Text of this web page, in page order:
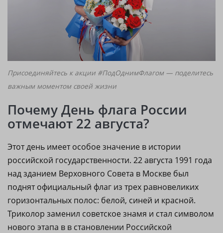
Присоединяйтесь к акции #ПодОднимФлагом — поделитесь
важным моментом своей жизни
Почему День флага России
отмечают 22 августа?
Этот день имеет особое значение в истории
российской государственности. 22 августа 1991 года
над зданием Верховного Совета в Москве был
поднят официальный флаг из трех равновеликих
горизонтальных полос: белой, синей и красной.
Триколор заменил советское знамя и стал символом
нового этапа в в становлении Российской